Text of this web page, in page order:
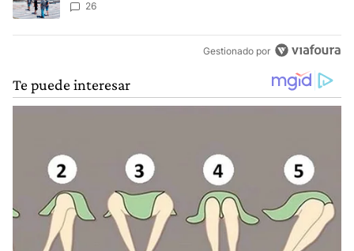
26
Gestionado por